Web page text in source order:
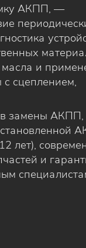
АКПП, —
масла и
с сцеплением,
замены АКПП,
лет),
и